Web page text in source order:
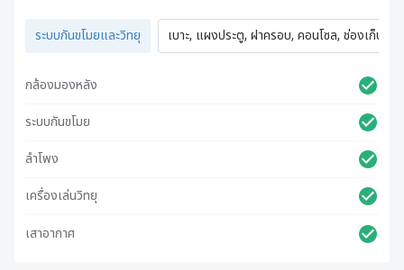
ระบบกันขโมยและวิทยุ เบาะ, แผงประตู, ฝาครอบ, คอนโซล, ช่องเก็บข
กล้องมองหลัง
ระบบกันขโมย
ลำโพง
เครื่องเล่นวิทยุ
เสาอากาศ